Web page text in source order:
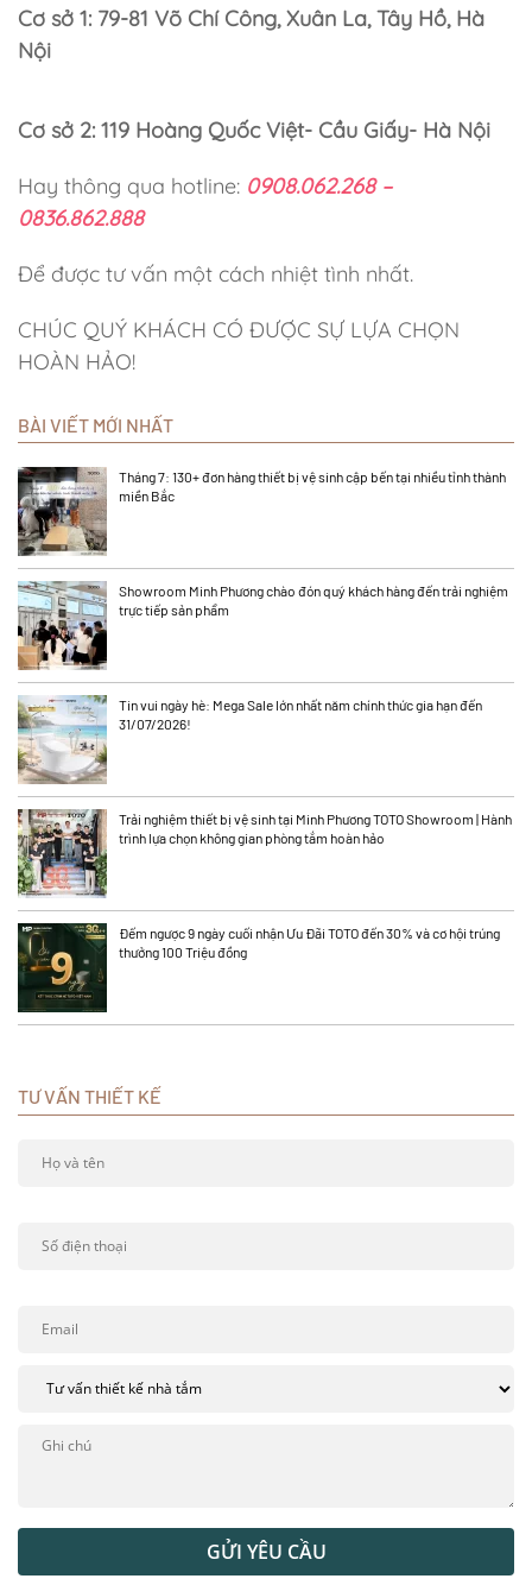
Cơ sở 1: 79-81 Võ Chí Công, Xuân La, Tây Hồ, Hà
Nội
Cơ sở 2: 119 Hoàng Quốc Việt- Cầu Giấy- Hà Nội
Hay thông qua hotline: 0908.062.268 –
0836.862.888
Để được tư vấn một cách nhiệt tình nhất.
CHÚC QUÝ KHÁCH CÓ ĐƯỢC SỰ LỰA CHỌN
HOÀN HẢO!
BÀI VIẾT MỚI NHẤT
Tháng 7: 130+ đơn hàng thiết bị vệ sinh cập bến tại nhiều tỉnh thành
miền Bắc
Showroom Minh Phương chào đón quý khách hàng đến trải nghiệm
trực tiếp sản phẩm
Tin vui ngày hè: Mega Sale lớn nhất năm chính thức gia hạn đến
31/07/2026!
Trải nghiệm thiết bị vệ sinh tại Minh Phương TOTO Showroom | Hành
trình lựa chọn không gian phòng tắm hoàn hảo
Đếm ngược 9 ngày cuối nhận Ưu Đãi TOTO đến 30% và cơ hội trúng
thưởng 100 Triệu đồng
TƯ VẤN THIẾT KẾ
GỬI YÊU CẦU